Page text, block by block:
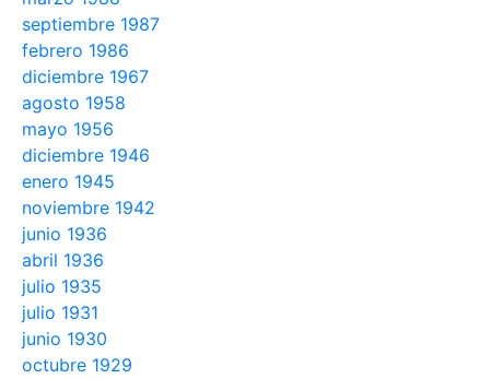
septiembre 1987
febrero 1986
diciembre 1967
agosto 1958
mayo 1956
diciembre 1946
enero 1945
noviembre 1942
junio 1936
abril 1936
julio 1935
julio 1931
junio 1930
octubre 1929